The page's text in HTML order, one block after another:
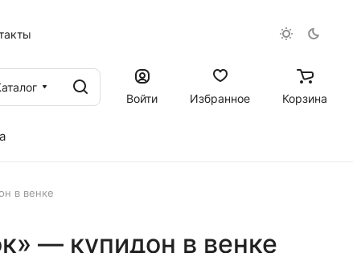
Войти
Избранное Корзина
в венке
— купидон в венке